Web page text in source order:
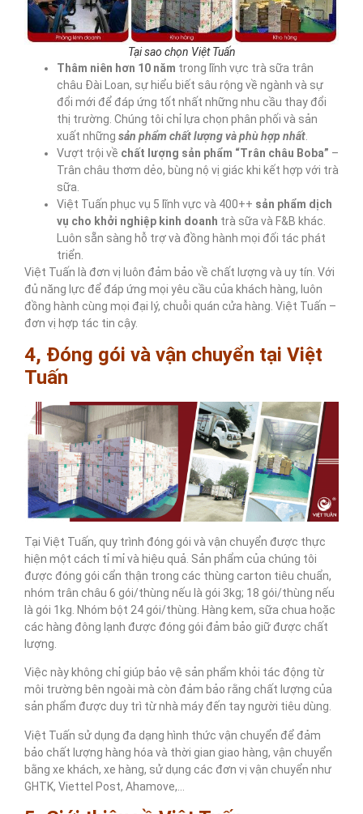
Tại sao chọn Việt Tuấn
Thâm niên hơn 10 năm trong lĩnh vực trà sữa trân
châu Đài Loan, sự hiểu biết sâu rộng về ngành và sự
đổi mới để đáp ứng tốt nhất những nhu cầu thay đổi
thị trường. Chúng tôi chỉ lựa chọn phân phối và sản
xuất những sản phẩm chất lượng và phù hợp nhất
Vượt trội về chất lượng sản phẩm “Trân châu Boba” –
Trân châu thơm dẻo, bùng nộ vị giác khi kết hợp với trà
sữa.
Việt Tuấn phục vụ 5 lĩnh vực và 400++ sản phẩm dịch
vụ cho khởi nghiệp kinh doanh trà sữa và F&B khác.
Luôn sẵn sàng hỗ trợ và đồng hành mọi đối tác phát
triển.
Việt Tuấn là đơn vị luôn đảm bảo về chất lượng và uy tín. Với
đủ năng lực để đáp ứng mọi yêu cầu của khách hàng, luôn
đồng hành cùng mọi đại lý, chuỗi quán cửa hàng. Việt Tuấn –
đơn vị hợp tác tin cậy.
4, Đóng gói và vận chuyển tại Việt
Tuấn
Tại Việt Tuấn, quy trình đóng gói và vận chuyển được thực
hiện một cách tỉ mỉ và hiệu quả. Sản phẩm của chúng tôi
được đóng gói cẩn thận trong các thùng carton tiêu chuẩn,
nhóm trân châu 6 gói/thùng nếu là gói 3kg; 18 gói/thùng nếu
là gói 1kg. Nhóm bột 24 gói/thùng. Hàng kem, sữa chua hoặc
các hàng đông lạnh được đóng gói đảm bảo giữ được chất
lượng.
Việc này không chỉ giúp bảo vệ sản phẩm khỏi tác động từ
môi trường bên ngoài mà còn đảm bảo rằng chất lượng của
sản phẩm được duy trì từ nhà máy đến tay người tiêu dùng.
Việt Tuấn sử dụng đa dạng hình thức vận chuyển để đảm
bảo chất lượng hàng hóa và thời gian giao hàng, vận chuyển
bằng xe khách, xe hàng, sử dụng các đơn vị vận chuyển như
GHTK, Viettel Post, Ahamove,…